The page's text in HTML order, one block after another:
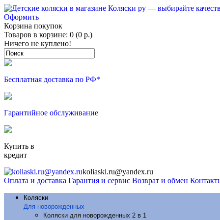
Оформить
Корзина покупок
Товаров в корзине: 0 (0 р.)
Ничего не куплено!
Бесплатная доставка по РФ*
Гарантийное обслуживание
Купить в
кредит
koliaski.ru@yandex.ru
Оплата и доставка Гарантия и сервис Возврат и обмен
Коляски
Для новорожденных
Коляски для новорожденных 2 в 1